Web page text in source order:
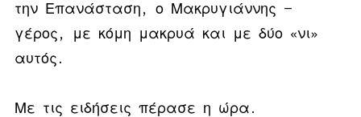
την Επανάσταση, ο Μακρυγιάννης —
γέρος, με κόμη μακρυά και με δύο «νι»
αυτός.
Με τις ειδήσεις πέρασε η ώρα.